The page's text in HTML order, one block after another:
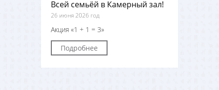
Всей семьёй в Камерный зал!
26 июня 2026 год
Акция «1 + 1 = 3»
Подробнее